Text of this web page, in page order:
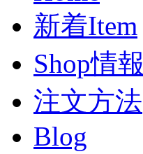
新着Item
Shop情報
注文方法
Blog